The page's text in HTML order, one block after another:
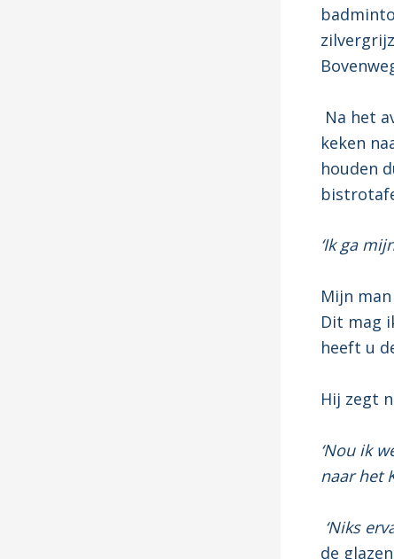
Na het
keken
houden
‘Ik ga
Mijn
Dit mag
heeft u
Hij zegt
‘Nou ik
naar het
‘Niks
de